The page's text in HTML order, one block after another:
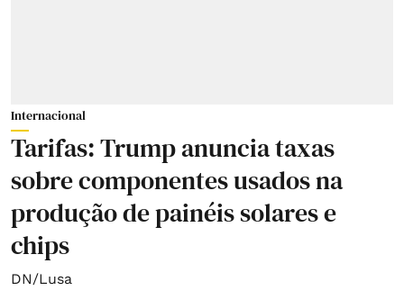
Internacional
Tarifas: Trump anuncia taxas
sobre componentes usados na
produção de painéis solares e
chips
DN/Lusa